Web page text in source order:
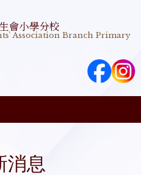
會小學分校
Association Branch Primary
消息